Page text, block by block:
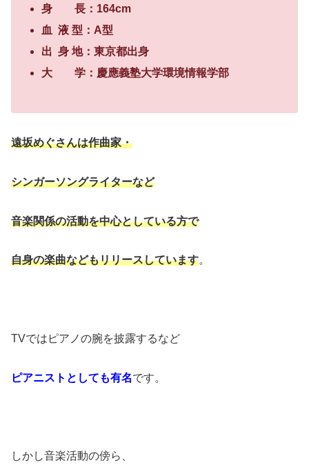
身 長：164cm
血 液 型：A型
出 身 地：東京都出身
大 学：慶應義塾大学環境情報学部
遠坂めぐさんは作曲家・
シンガーソングライターなど
音楽関係の活動を中心としている方で
自身の楽曲などもリリースしています。
TVではピアノの腕を披露するなど
ピアニストとしても有名です。
しかし音楽活動の傍ら、